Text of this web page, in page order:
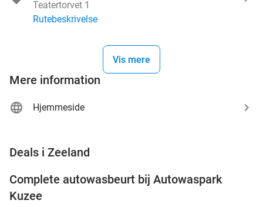
Teatertorvet 1
Rutebeskrivelse
Vis mere
Mere information
Hjemmeside
Deals i Zeeland
Complete autowasbeurt bij Autowaspark
Kuzee